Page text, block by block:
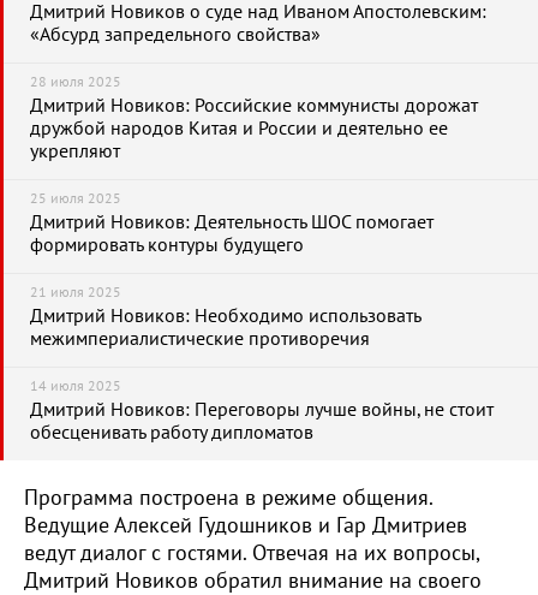
Дмитрий Новиков о суде над Иваном Апостолевским:
«Абсурд запредельного свойства»
28 июля 2025
Дмитрий Новиков: Российские коммунисты дорожат
дружбой народов Китая и России и деятельно ее
укрепляют
25 июля 2025
Дмитрий Новиков: Деятельность ШОС помогает
формировать контуры будущего
21 июля 2025
Дмитрий Новиков: Необходимо использовать
межимпериалистические противоречия
14 июля 2025
Дмитрий Новиков: Переговоры лучше войны, не стоит
обесценивать работу дипломатов
Программа построена в режиме общения.
Ведущие Алексей Гудошников и Гар Дмитриев
ведут диалог с гостями. Отвечая на их вопросы,
Дмитрий Новиков обратил внимание на своего